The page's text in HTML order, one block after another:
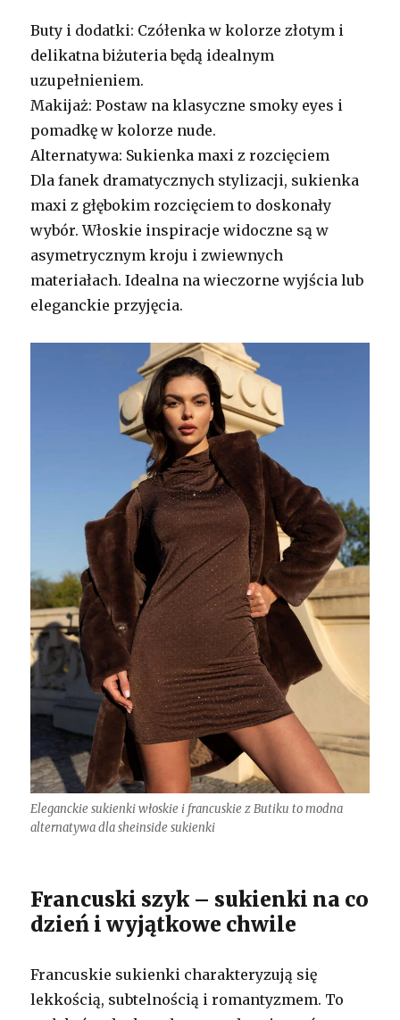
Buty i dodatki: Czółenka w kolorze złotym i
delikatna biżuteria będą idealnym
uzupełnieniem.
Makijaż: Postaw na klasyczne smoky eyes i
pomadkę w kolorze nude.
Alternatywa: Sukienka maxi z rozcięciem
Dla fanek dramatycznych stylizacji, sukienka
maxi z głębokim rozcięciem to doskonały
wybór. Włoskie inspiracje widoczne są w
asymetrycznym kroju i zwiewnych
materiałach. Idealna na wieczorne wyjścia lub
eleganckie przyjęcia.
Eleganckie sukienki włoskie i francuskie z Butiku to modna
alternatywa dla sheinside sukienki
Francuski szyk – sukienki na co
dzień i wyjątkowe chwile
Francuskie sukienki charakteryzują się
lekkością, subtelnością i romantyzmem. To